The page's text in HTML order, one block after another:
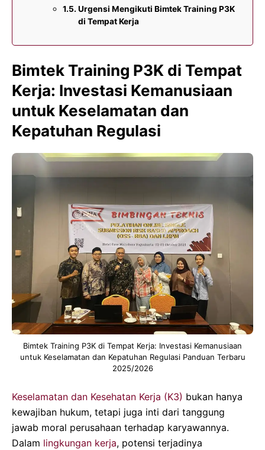
Urgensi Mengikuti Bimtek Training P3K
di Tempat Kerja
Bimtek Training P3K di Tempat
Kerja: Investasi Kemanusiaan
untuk Keselamatan dan
Kepatuhan Regulasi
Bimtek Training P3K di Tempat Kerja: Investasi Kemanusiaan
untuk Keselamatan dan Kepatuhan Regulasi Panduan Terbaru
2025/2026
Keselamatan dan Kesehatan Kerja (K3) bukan hanya
kewajiban hukum, tetapi juga inti dari tanggung
jawab moral perusahaan terhadap karyawannya.
Dalam lingkungan kerja, potensi terjadinya